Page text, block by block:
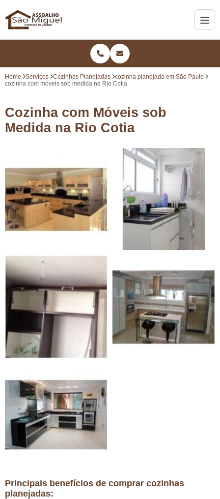
Home Serviços Cozinhas Planejadas
cozinha planejada em São Paulo
cozinha com móveis sob medida na Rio Cotia
Cozinha com Móveis sob
Medida na Rio Cotia
Principais benefícios de comprar cozinhas
planejadas: